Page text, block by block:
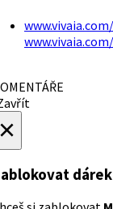
dárek